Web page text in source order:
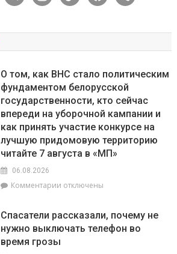
О том, как ВНС стало политическим
фундаментом белорусской
государственности, кто сейчас
впереди на уборочной кампании и
как принять участие конкурсе на
лучшую придомовую территорию
читайте 7 августа в «МП»
06.08.2026
Комментарии к
том,
как
отключены
Спасатели рассказали, почему не
нужно выключать телефон во
время грозы